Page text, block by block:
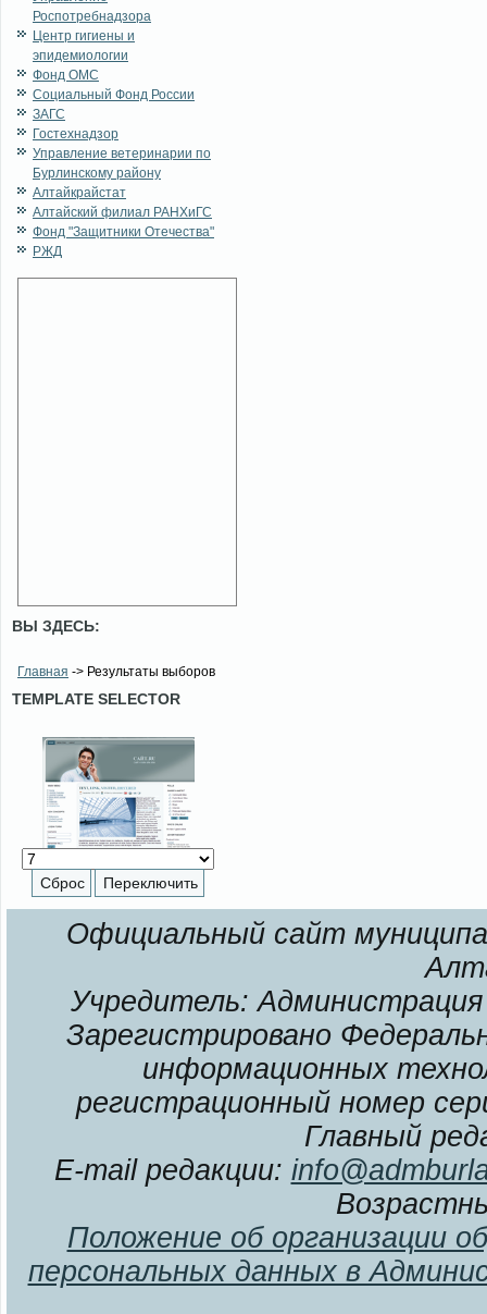
Роспотребнадзора
Центр гигиены и
эпидемиологии
Фонд ОМС
Социальный Фонд России
ЗАГС
Гостехнадзор
Управление ветеринарии по
Бурлинскому району
Алтайкрайстат
Алтайский филиал РАНХиГС
Фонд "Защитники Отечества"
РЖД
ВЫ ЗДЕСЬ:
Главная -> Результаты выборов
TEMPLATE SELECTOR
Официальный сайт
Учредитель: Администрация
Зарегистрировано
информационных
регистрационный номер
Главный
E-mail редакции:
Положение об организации
персональных данных в